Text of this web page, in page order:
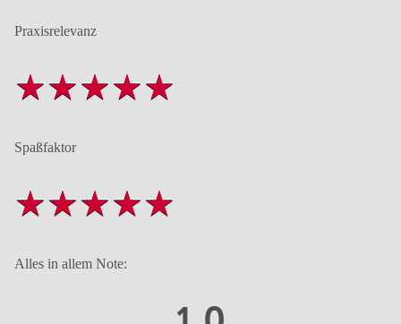
Praxisrelevanz
Spaßfaktor
Alles in allem Note: